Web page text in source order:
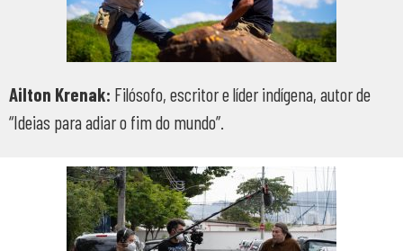
Ailton Krenak: Filósofo, escritor e líder indígena, autor de
“Ideias para adiar o fim do mundo”.